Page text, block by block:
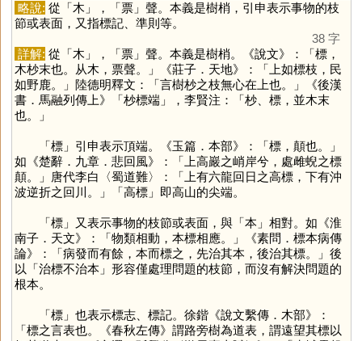
略說: 從「木」，「票」聲。本義是樹梢，引申表示事物的枝
節或表面，又指標記、準則等。
38 字
詳解: 從「木」，「票」聲。本義是樹梢。《說文》：「標，
木杪末也。从木，票聲。」《莊子．天地》：「上如標枝，民
如野鹿。」陸德明釋文：「言樹杪之枝無心在上也。」《後漢
書．馬融列傳上》「杪標端」，李賢注：「杪、標，並木末
也。」
「標」引申表示頂端。《玉篇．本部》：「標，顛也。」
如《楚辭．九章．悲回風》：「上高巖之峭岸兮，處雌蜺之標
顛。」唐代李白〈蜀道難〉：「上有六龍回日之高標，下有沖
波逆折之回川。」「高標」即高山的尖端。
「標」又表示事物的枝節或表面，與「本」相對。如《淮
南子．天文》：「物類相動，本標相應。」《素問．標本病傳
論》：「病發而有餘，本而標之，先治其本，後治其標。」後
以「治標不治本」形容僅處理問題的枝節，而沒有解決問題的
根本。
「標」也表示標志、標記。徐鍇《說文繫傳．木部》：
「標之言表也。《春秋左傳》謂路旁樹為道表，謂遠望其標以